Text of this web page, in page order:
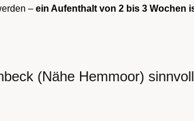
– ein Aufenthalt von 2 bis 3 Wochen
(Nähe Hemmoor)